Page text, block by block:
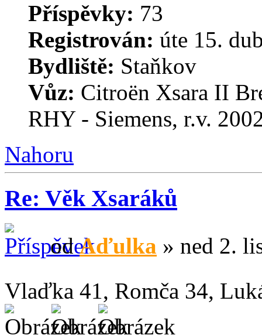
Příspěvky: 73
Registrován: úte 15.
Bydliště: Staňkov
Vůz: Citroën Xsara II
RHY - Siemens, r.v.
Nahoru
Re: Věk Xsaráků
odAďulka » ned 2.
Vlaďka 41, Romča 34,